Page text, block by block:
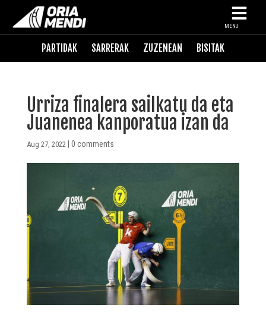
MENU
PARTIDAK SARRERAK ZUZENEAN BISITAK
Urriza finalera sailkatu da eta
Juanenea kanporatua izan da
Aug 27, 2022 0 comments